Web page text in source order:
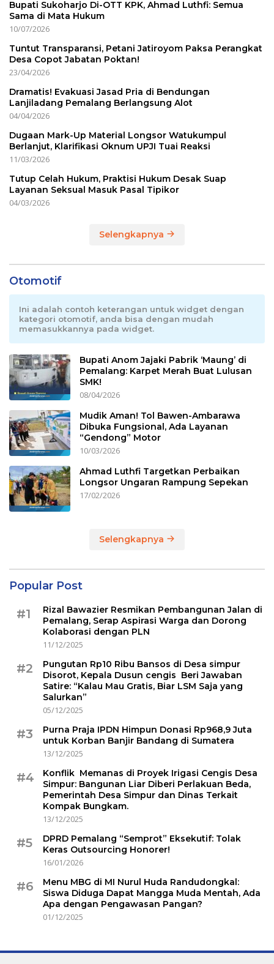
Bupati Sukoharjo Di-OTT KPK, Ahmad Luthfi: Semua
Sama di Mata Hukum
10/07/2026
Tuntut Transparansi, Petani Jatiroyom Paksa Perangkat
Desa Copot Jabatan Poktan!
23/04/2026
Dramatis! Evakuasi Jasad Pria di Bendungan
Lanjiladang Pemalang Berlangsung Alot
04/04/2026
Dugaan Mark-Up Material Longsor Watukumpul
Berlanjut, Klarifikasi Oknum UPJI Tuai Reaksi
11/03/2026
Tutup Celah Hukum, Praktisi Hukum Desak Suap
Layanan Seksual Masuk Pasal Tipikor
04/03/2026
Selengkapnya
Otomotif
Ini adalah contoh keterangan untuk widget dengan
kategori otomotif, anda bisa dengan mudah
memasukkannya pada widget.
Bupati Anom Jajaki Pabrik ‘Maung’ di
Pemalang: Karpet Merah Buat Lulusan
SMK!
08/04/2026
Mudik Aman! Tol Bawen-Ambarawa
Dibuka Fungsional, Ada Layanan
“Gendong” Motor
10/03/2026
Ahmad Luthfi Targetkan Perbaikan
Longsor Ungaran Rampung Sepekan
17/02/2026
Selengkapnya
Popular Post
#1
Rizal Bawazier Resmikan Pembangunan Jalan di
Pemalang, Serap Aspirasi Warga dan Dorong
Kolaborasi dengan PLN
11/12/2025
#2
Pungutan Rp10 Ribu Bansos di Desa simpur
Disorot, Kepala Dusun cengis Beri Jawaban
Satire: “Kalau Mau Gratis, Biar LSM Saja yang
Salurkan”
05/12/2025
#3
Purna Praja IPDN Himpun Donasi Rp968,9 Juta
untuk Korban Banjir Bandang di Sumatera
13/12/2025
#4
Konflik Memanas di Proyek Irigasi Cengis Desa
Simpur: Bangunan Liar Diberi Perlakuan Beda,
Pemerintah Desa Simpur dan Dinas Terkait
Kompak Bungkam.
13/12/2025
#5
DPRD Pemalang “Semprot” Eksekutif: Tolak
Keras Outsourcing Honorer!
16/01/2026
#6
Menu MBG di MI Nurul Huda Randudongkal:
Siswa Diduga Dapat Mangga Muda Mentah, Ada
Apa dengan Pengawasan Pangan?
01/12/2025